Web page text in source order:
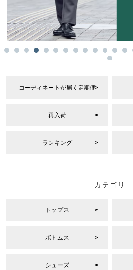
コーディネートが届く定期便
再入荷
ランキング
カテゴリ
トップス
ボトムス
シューズ